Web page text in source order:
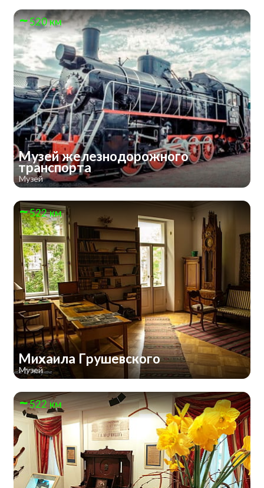
520 км
Музей железнодорожного
транспорта
Музей
522 км
Михаила Грушевского
Музей
522 км